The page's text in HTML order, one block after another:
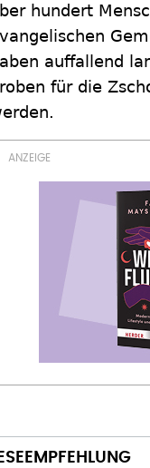
hundert
auffallend
für die